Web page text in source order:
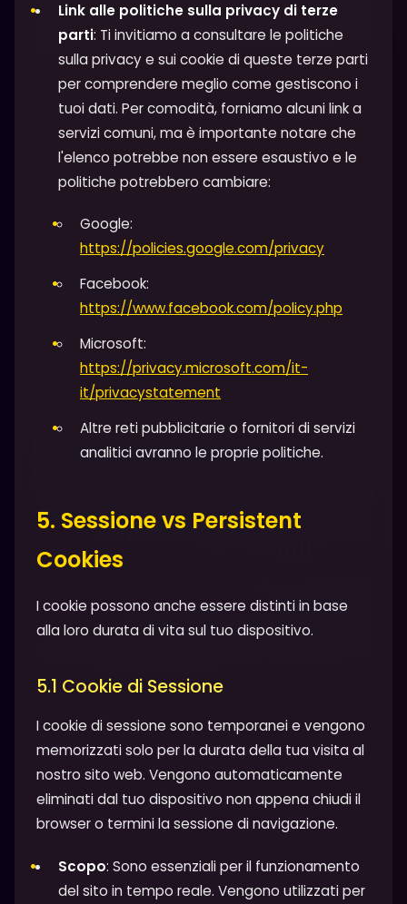
Link alle politiche sulla privacy di terze
parti: Ti invitiamo a consultare le politiche
sulla privacy e sui cookie di queste terze parti
per comprendere meglio come gestiscono i
tuoi dati. Per comodità, forniamo alcuni link a
servizi comuni, ma è importante notare che
l'elenco potrebbe non essere esaustivo e le
politiche potrebbero cambiare:
Google:
https://policies.google.com/privacy
Facebook:
https://www.facebook.com/policy.php
Microsoft:
https://privacy.microsoft.com/it-
it/privacystatement
Altre reti pubblicitarie o fornitori di servizi
analitici avranno le proprie politiche.
5. Sessione vs Persistent
Cookies
I cookie possono anche essere distinti in base
alla loro durata di vita sul tuo dispositivo.
5.1 Cookie di Sessione
I cookie di sessione sono temporanei e vengono
memorizzati solo per la durata della tua visita al
nostro sito web. Vengono automaticamente
eliminati dal tuo dispositivo non appena chiudi il
browser o termini la sessione di navigazione.
Scopo: Sono essenziali per il funzionamento
del sito in tempo reale. Vengono utilizzati per